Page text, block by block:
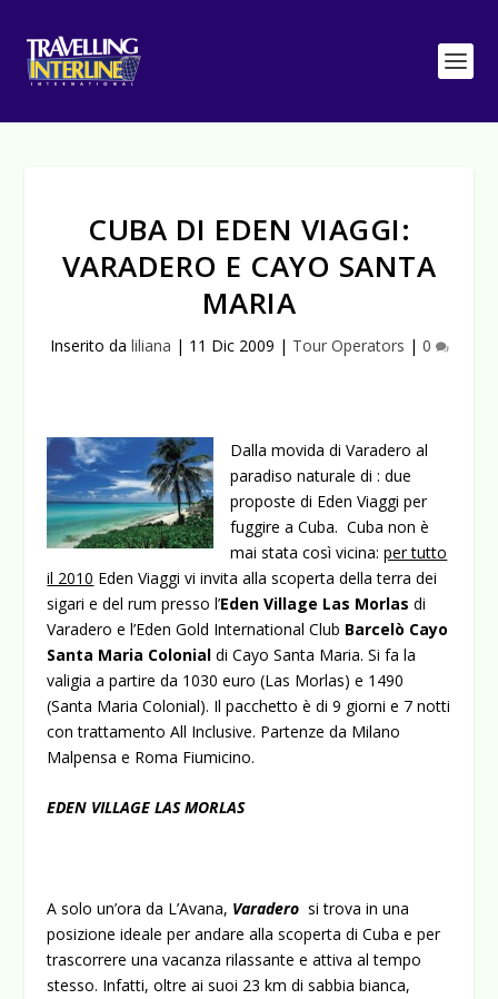
CUBA DI EDEN VIAGGI:
VARADERO E CAYO SANTA
MARIA
Inserito da liliana | 11 Dic 2009 | Tour Operators | 0
Dalla movida di Varadero al
paradiso naturale di : due
proposte di Eden Viaggi per
fuggire a Cuba. Cuba non è
mai stata così vicina:per tutto
il 2010 Eden Viaggi vi invita alla scoperta della terra dei
sigari e del rum presso l’Eden Village Las Morlasdi
Varadero e l’Eden Gold International Club Barcelò Cayo
Santa Maria Colonial di Cayo Santa Maria.Si fa la
valigia a partire da 1030 euro (Las Morlas) e 1490
(Santa Maria Colonial). Il pacchetto è di 9 giorni e 7 notti
con trattamento All Inclusive. Partenze da Milano
Malpensa e Roma Fiumicino.
EDEN VILLAGE LAS MORLAS
A solo un’ora da L’Avana, Varaderosi trova in una
posizione ideale per andare alla scoperta di Cuba e per
trascorrere una vacanza rilassante e attiva al tempo
stesso. Infatti, oltre ai suoi 23 km di sabbia bianca,